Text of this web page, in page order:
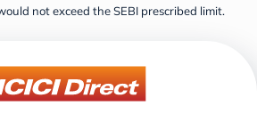
not exceed the SEBI prescribed limit.